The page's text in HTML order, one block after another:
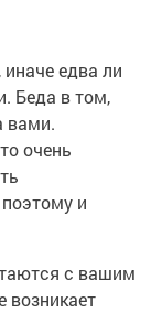
едва ли
Беда в том,
вами.
очень
и
с вашим
возникает